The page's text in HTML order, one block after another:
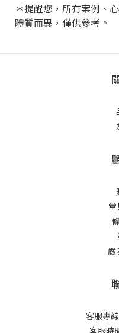
＊提醒您，所有案例、
體質而異，僅供參考。
常
嚴
客服專
客服時